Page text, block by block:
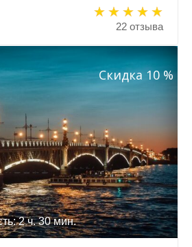
22 отзыва
2 ч. 30 мин.
Скидка 10 %